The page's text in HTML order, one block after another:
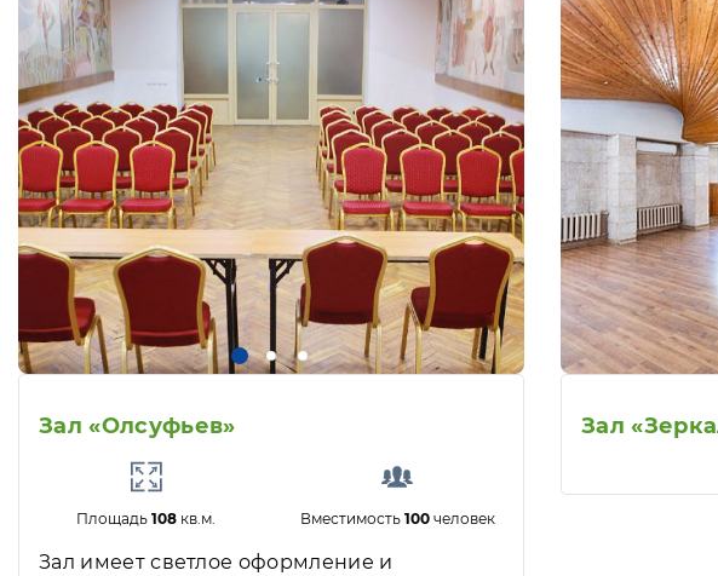
Зал «Олсуфьев»
Площадь108 кв.м. Вместимость 100человек
Зал имеет светлое оформление и
Зал